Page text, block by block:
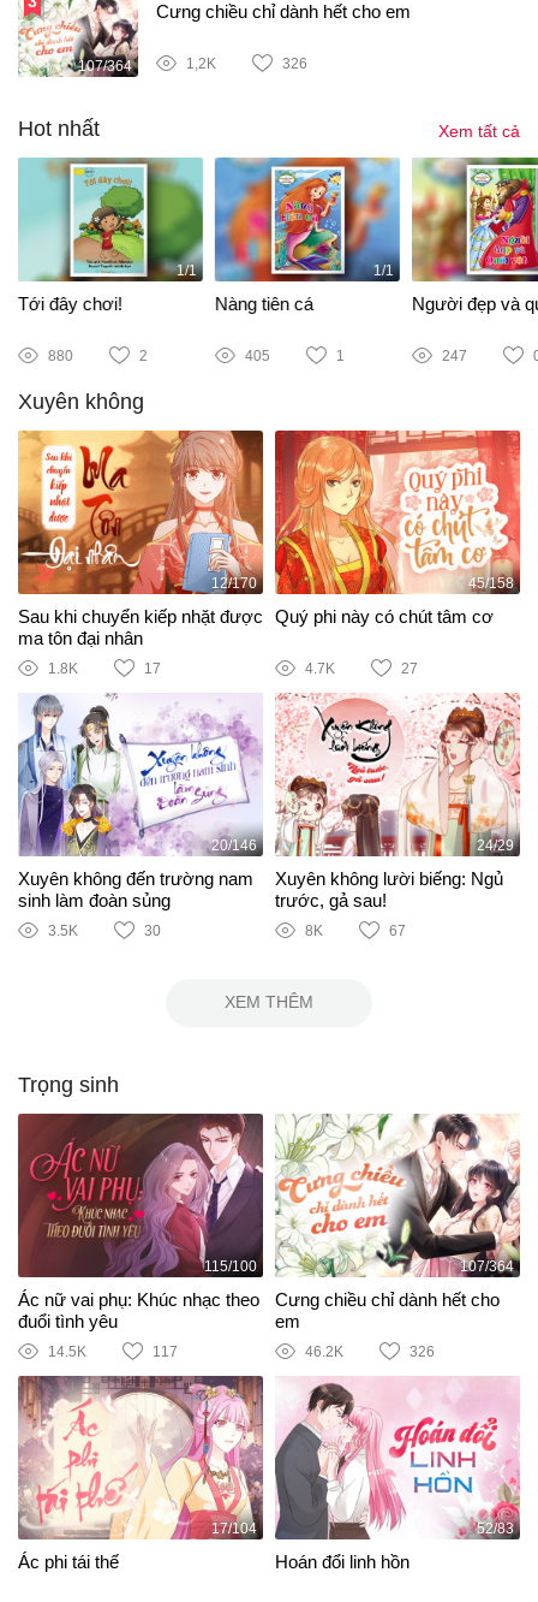
107/364
Cưng chiều chỉ dành hết cho em
1,2K 326
Hot nhất Xem tất cả
1/1
Tới đây chơi!
880 2
1/1
Nàng tiên cá
405 1
Người đẹp và
247
Xuyên không
12/170
Sau khi chuyển kiếp nhặt được
ma tôn đại nhân
1.8K 17
45/158
Quý phi này có chút tâm cơ
4.7K 27
20/146
Xuyên không đến trường nam
sinh làm đoàn sủng
3.5K 30
24/29
Xuyên không lười biếng: Ngủ
trước, gả sau!
8K 67
XEM THÊM
Trọng sinh
115/100
Ác nữ vai phụ: Khúc nhạc theo
đuổi tình yêu
14.5K 117
107/364
Cưng chiều chỉ dành hết cho
em
46.2K 326
17/104
Ác phi tái thế
52/83
Hoán đổi linh hồn